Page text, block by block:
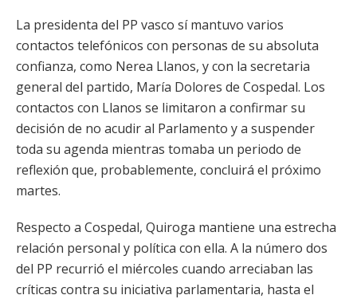
La presidenta del PP vasco sí mantuvo varios
contactos telefónicos con personas de su absoluta
confianza, como Nerea Llanos, y con la secretaria
general del partido, María Dolores de Cospedal. Los
contactos con Llanos se limitaron a confirmar su
decisión de no acudir al Parlamento y a suspender
toda su agenda mientras tomaba un periodo de
reflexión que, probablemente, concluirá el próximo
martes.
Respecto a Cospedal, Quiroga mantiene una estrecha
relación personal y política con ella. A la número dos
del PP recurrió el miércoles cuando arreciaban las
críticas contra su iniciativa parlamentaria, hasta el